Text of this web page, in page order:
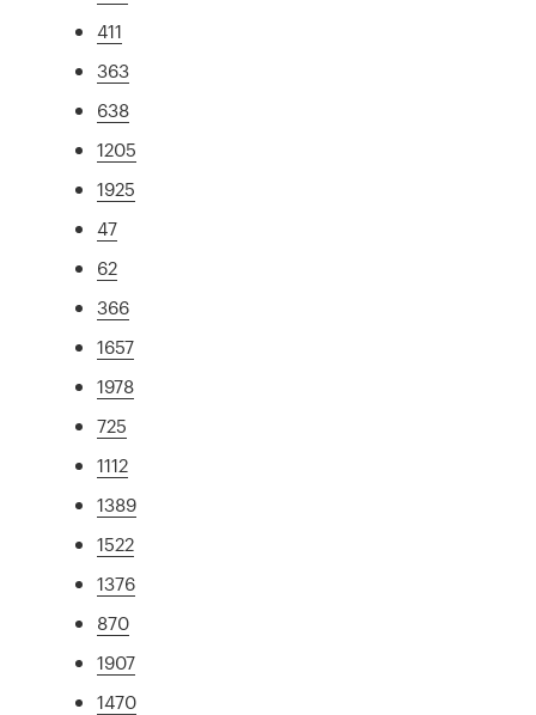
411
363
638
1205
1925
47
62
366
1657
1978
725
1112
1389
1522
1376
870
1907
1470